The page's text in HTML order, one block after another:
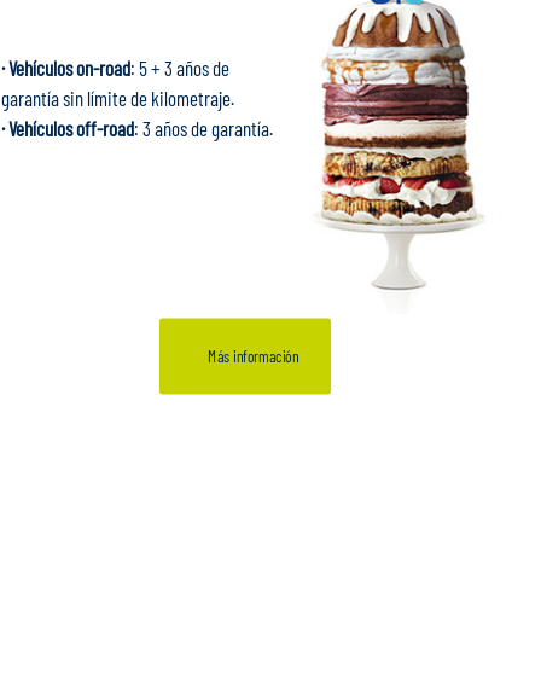
· Vehículos on-road: 5 + 3 años de
garantía sin límite de kilometraje.
· Vehículos off-road: 3 años de garantía.
Más información